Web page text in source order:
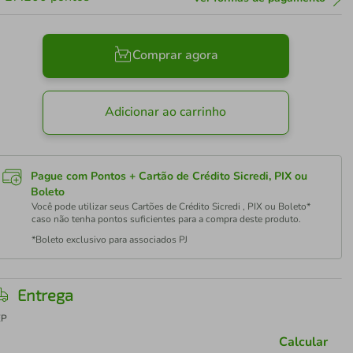
Comprar agora
Adicionar ao carrinho
Pague com Pontos + Cartão de Crédito Sicredi, PIX ou
Boleto
Você pode utilizar seus Cartões de Crédito Sicredi , PIX ou Boleto*
caso não tenha pontos suficientes para a compra deste produto.
*Boleto exclusivo para associados PJ
Entrega
Calcular